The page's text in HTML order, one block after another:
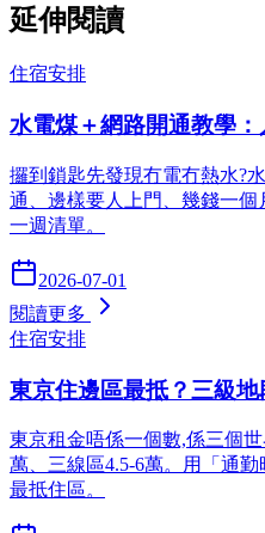
延伸閱讀
住宿安排
水電煤＋網路開通教學
攞到鎖匙先發現冇電冇熱水?
通、邊樣要人上門、幾錢一
一週清單。
2026-07-01
閱讀更多
住宿安排
東京住邊區最抵？三級
東京租金唔係一個數,係三個
萬、三線區4.5-6萬。用「通
最抵住區。